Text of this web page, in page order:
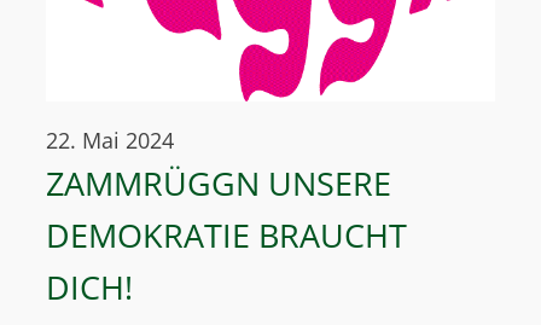
22. Mai 2024
ZAMMRÜGGN UNSERE
DEMOKRATIE BRAUCHT
DICH!